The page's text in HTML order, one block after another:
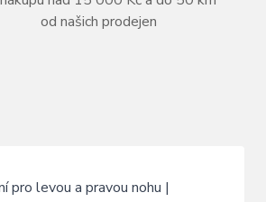
od našich prodejen
pro levou a pravou nohu |